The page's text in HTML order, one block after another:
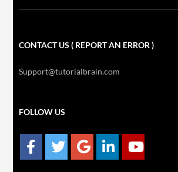
CONTACT US ( REPORT AN ERROR )
Support@tutorialbrain.com
FOLLOW US